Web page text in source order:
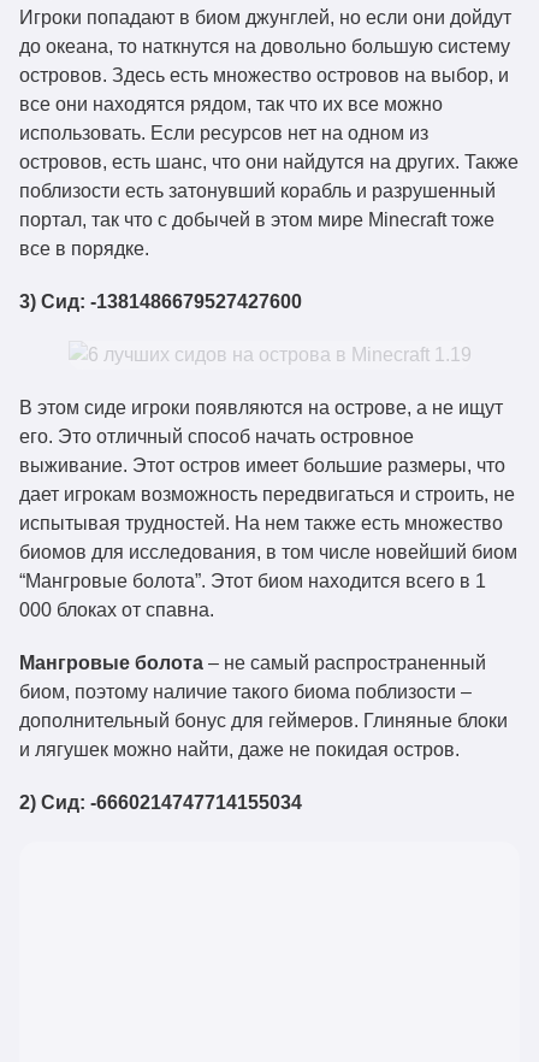
Игроки попадают в биом джунглей, но если они дойдут
до океана, то наткнутся на довольно большую систему
островов. Здесь есть множество островов на выбор, и
все они находятся рядом, так что их все можно
использовать. Если ресурсов нет на одном из
островов, есть шанс, что они найдутся на других. Также
поблизости есть затонувший корабль и разрушенный
портал, так что с добычей в этом мире Minecraft тоже
все в порядке.
3) Сид: -1381486679527427600
В этом сиде игроки появляются на острове, а не ищут
его. Это отличный способ начать островное
выживание. Этот остров имеет большие размеры, что
дает игрокам возможность передвигаться и строить, не
испытывая трудностей. На нем также есть множество
биомов для исследования, в том числе новейший биом
“Мангровые болота”. Этот биом находится всего в 1
000 блоках от спавна.
Мангровые болота – не самый распространенный
биом, поэтому наличие такого биома поблизости –
дополнительный бонус для геймеров. Глиняные блоки
и лягушек можно найти, даже не покидая остров.
2) Сид: -6660214747714155034